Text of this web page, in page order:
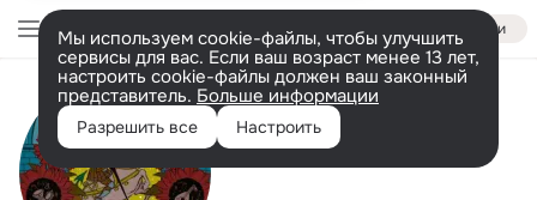
Войти
Мы используем cookie-файлы, чтобы улучшить
сервисы для вас. Если ваш возраст менее 13 лет,
настроить cookie-файлы должен ваш законный
представитель. Больше информации
Разрешить все Настроить
Исполнитель
Ricardo Barros